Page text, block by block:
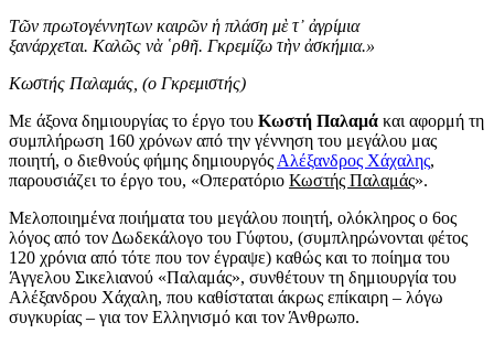
Τῶν πρωτογέννητων καιρῶν ἡ πλάση μὲ τ᾿ ἀγρίμια
ξανάρχεται. Καλῶς νὰ ῾ρθῆ. Γκρεμίζω τὴν ἀσκήμια.»
Κωστής Παλαμάς, (ο Γκρεμιστής)
Με άξονα δημιουργίας το έργο του Κωστή Παλαμά και αφορμή τη
συμπλήρωση 160 χρόνων από την γέννηση του μεγάλου μας
ποιητή, ο διεθνούς φήμης δημιουργός Αλέξανδρος Χάχαλης,
παρουσιάζει το έργο του, «Οπερατόριο Κωστής Παλαμάς».
Μελοποιημένα ποιήματα του μεγάλου ποιητή, ολόκληρος ο 6ος
λόγος από τον Δωδεκάλογο του Γύφτου, (συμπληρώνονται φέτος
120 χρόνια από τότε που τον έγραψε) καθώς και το ποίημα του
Άγγελου Σικελιανού «Παλαμάς», συνθέτουν τη δημιουργία του
Αλέξανδρου Χάχαλη, που καθίσταται άκρως επίκαιρη – λόγω
συγκυρίας – για τον Ελληνισμό και τον Άνθρωπο.